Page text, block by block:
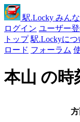
駅.Locky みん
ログイン ユーザー
トップ 駅.Lockyにつ
ロード フォーラム
本山 の時